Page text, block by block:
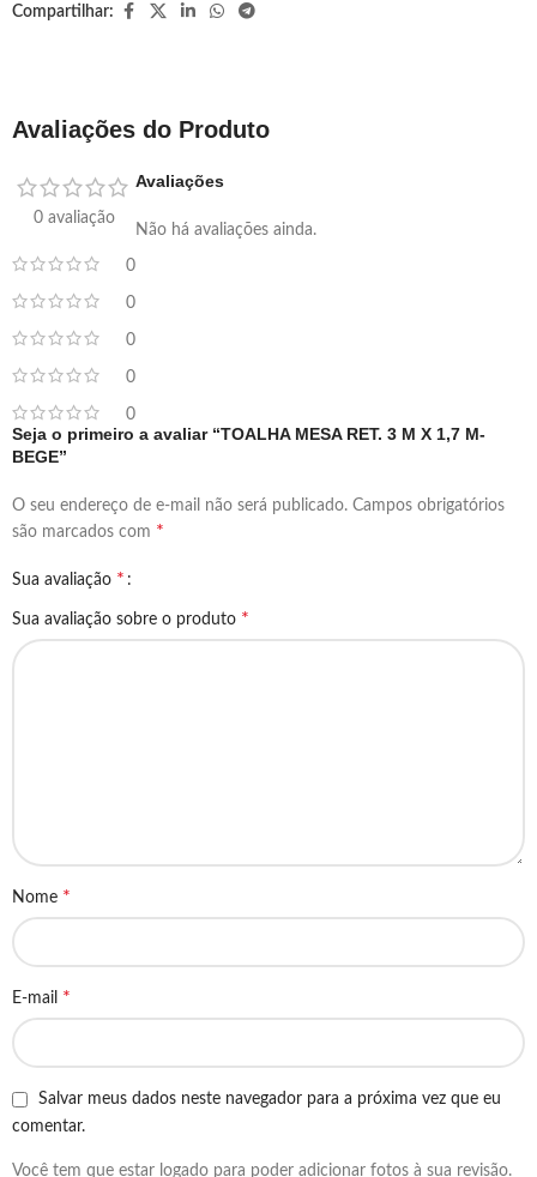
Compartilhar:
Avaliações do Produto
0 avaliação
0
0
0
0
0
Avaliações
Não há avaliações ainda.
Seja o primeiro a avaliar “TOALHA MESA RET. 3 M X 1,7 M-
BEGE”
O seu endereço de e-mail não será publicado. Campos obrigatórios
são marcados com *
Sua avaliação *
Sua avaliação sobre o produto *
Nome *
E-mail *
Salvar meus dados neste navegador para a próxima vez que eu
comentar.
Você tem que estar logado para poder adicionar fotos à sua revisão.